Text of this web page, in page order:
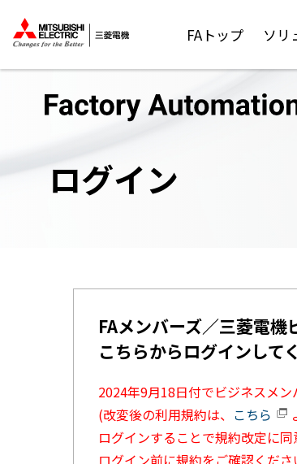
FAトップ ソリ
ログイン
FAメンバーズ／三菱電
こちらからログインして
2024年9月18日付でビジネスメン
(改変後の利用規約は、 こちら
ログインすることで規約改定に同
ログイン前に規約をご確認くださ